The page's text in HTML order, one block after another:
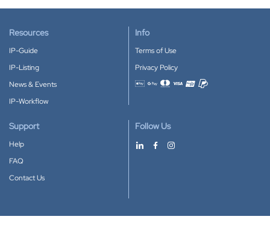
Resources
IP-Guide
IP-Listing
News & Events
IP-Workflow
Info
Terms of Use
Privacy Policy
Accepted payment methods
Support
Help
FAQ
Contact Us
Follow Us